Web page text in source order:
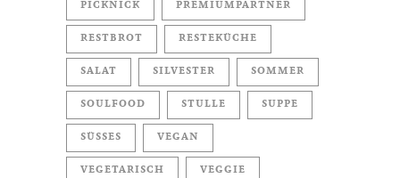
PICKNICK PREMIUMPARTNER
RESTBROT RESTEKÜCHE
SALAT SILVESTER SOMMER
SOULFOOD STULLE SUPPE
SÜSSES VEGAN
VEGETARISCH VEGGIE